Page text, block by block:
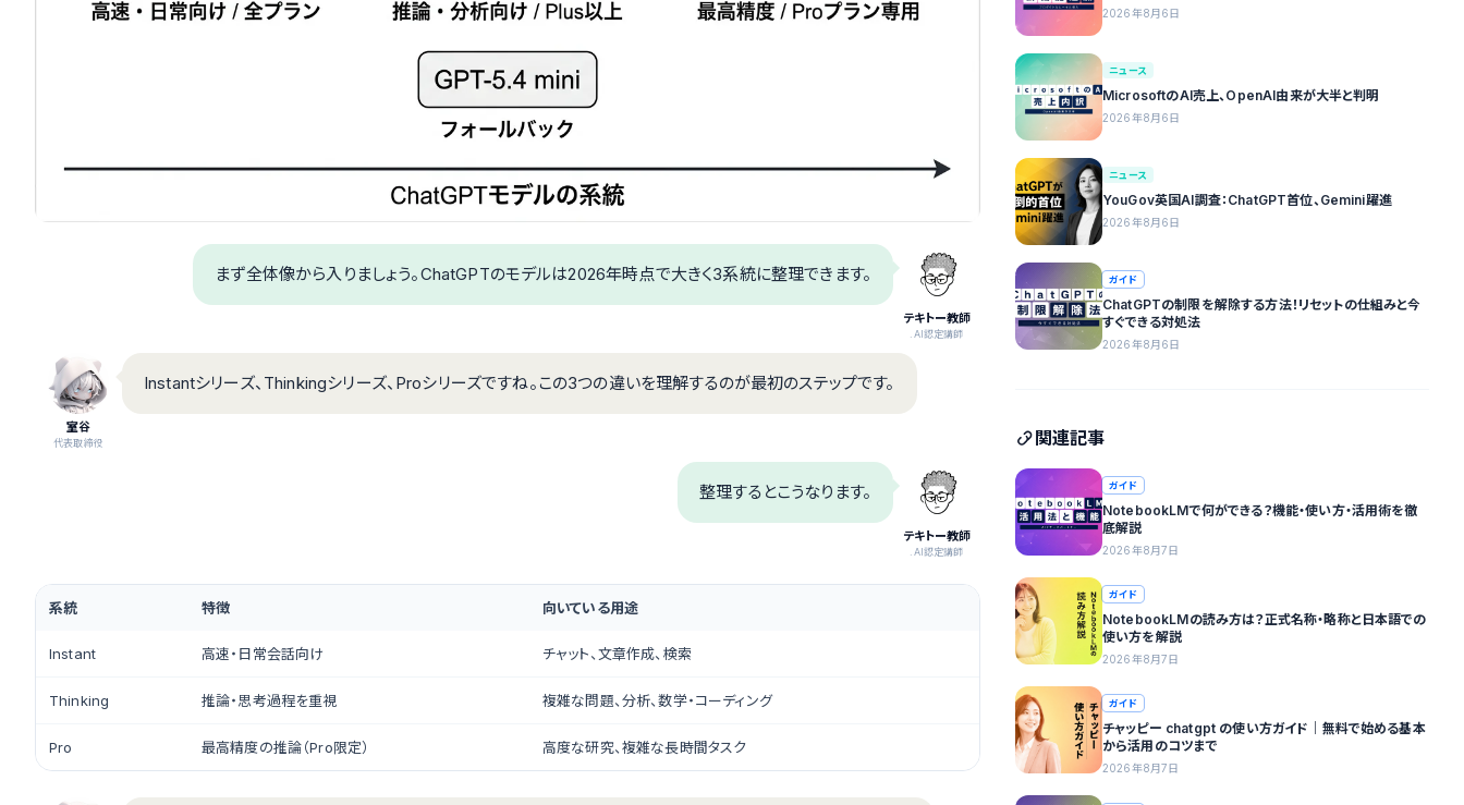
テキトー教師
.AI認定講師
まず全体像から入りましょう。ChatGPTのモデルは2026年時点で大きく3系統に整理できます。
室谷
代表取締役
Instantシリーズ、Thinkingシリーズ、Proシリーズですね。この3つの違いを理解するのが最初のステップです。
テキトー教師
.AI認定講師
整理するとこうなります。
系統 特徴 向いている用途
Instant 高速・日常会話向け チャット、文章作成、検索
Thinking 推論・思考過程を重視 複雑な問題、分析、数学・コーディング
Pro 最高精度の推論（Pro限定） 高度な研究、複雑な長時間タスク
2026年8月6日
ニュース
MicrosoftのAI売上、OpenAI由来が大半と判明
2026年8月6日
ニュース
YouGov英国AI調査：ChatGPT首位、Gemini躍進
2026年8月6日
ガイド
ChatGPTの制限を解除する方法！リセットの仕組みと今
すぐできる対処法
2026年8月6日
関連記事
ガイド
NotebookLMで何ができる？機能・使い方・活用術を徹
底解説
2026年8月7日
ガイド
NotebookLMの読み方は？正式名称・略称と日本語での
使い方を解説
2026年8月7日
ガイド
チャッピー chatgpt の使い方ガイド｜無料で始める基本
から活用のコツまで
2026年8月7日